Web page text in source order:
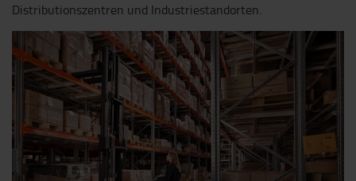
Distributionszentren und Industriestandorten.